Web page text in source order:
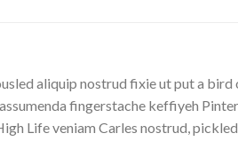
aliquip nostrud fixie ut put a bird
fingerstache keffiyeh
Life veniam Carles nostrud,